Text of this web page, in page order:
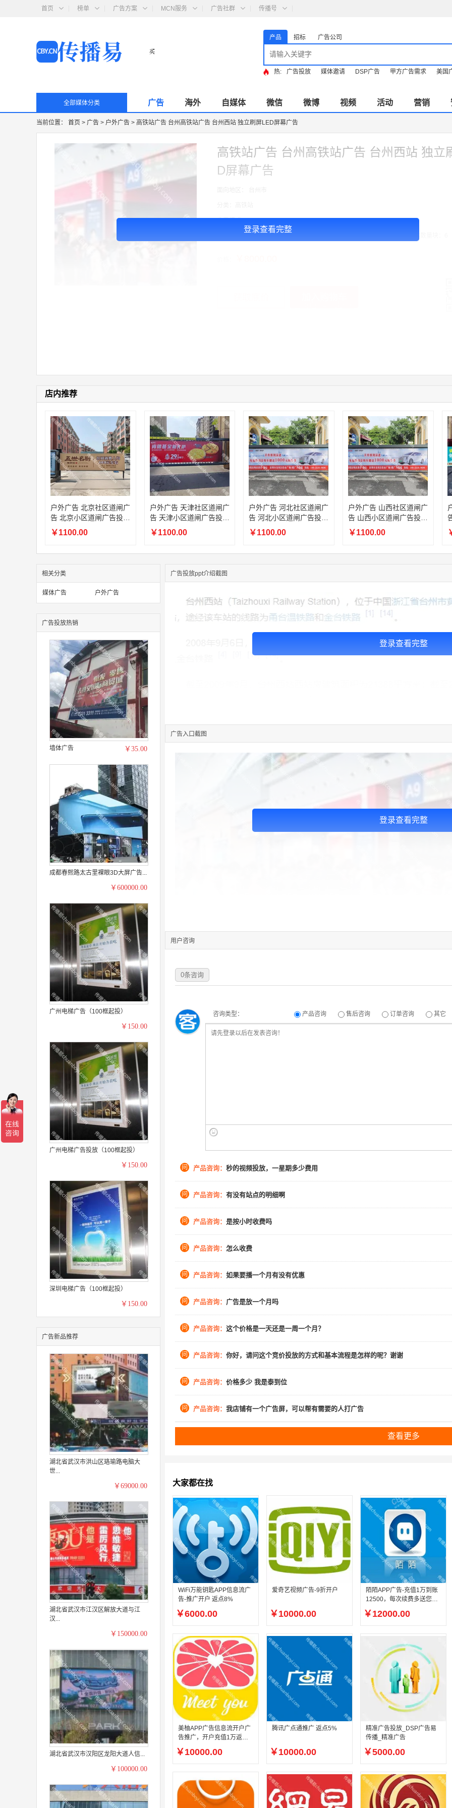
首页 榜单 广告方案 MCN服务 广告社群 传播号
产品 招标 广告公司
热: 广告投放 媒体邀请 DSP广告 甲方广告需求 美国
全部媒体分类 广告 海外 自媒体 微信 微博 视频 活动 营销
当前位置： 首页 > 广告 > 户外广告 > 高铁站广告 台州高铁站广告 台州西站 独立刷屏LED屏幕广告
登录查看完整
高铁站广告 台州高铁站广告 台州西站 独立
D屏幕广告
03:18:49 173****0620
联系了该媒体所在商家
03:20:56 156****3374 联系了该媒体所在商家
03:42:33 158****0746 联系了该媒体所在商家
01:59:39 189****2617 联系了该媒体所在商家
12:40:20 177****7961 联系了该媒体所在商家
04:12:36 181****8167 联系了该媒体所在商家
04:16:44 181****0078 联系了该媒体所在商家
01:50:54 192****2334 联系了该媒体所在商家
03:40:56 157****6971 联系了该媒体所在商家
10:08:47 155****5272
联系了该媒体所在商家
04:09:07 182****6963 联系了该媒体所在商家
店内推荐
户外广告 北京社区道闸广
告 北京小区道闸广告投放
价格
￥1100.00
户外广告 天津社区道闸广
告 天津小区道闸广告投放
价格
￥1100.00
户外广告 河北社区道闸广
告 河北小区道闸广告投放
价格
￥1100.00
户外广告 山西社区道闸广
告 山西小区道闸广告投放
价格
￥1100.00
相关分类
媒体广告 户外广告
广告投放热销
墙体广告 ￥35.00
成都春熙路太古里裸眼3D大屏广告...
￥600000.00
广州电梯广告（100框起投）
￥150.00
广州电梯广告投放（100框起投）
￥150.00
深圳电梯广告（100框起投）
￥150.00
广告新品推荐
湖北省武汉市洪山区珞瑜路电脑大
世...
￥69000.00
湖北省武汉市江汉区解放大道与江
汉...
￥150000.00
湖北省武汉市汉阳区龙阳大道人信...
￥100000.00
广告投放ppt介绍截图
登录查看完整
广告入口截图
登录查看完整
用户咨询
0条咨询
咨询类型： 产品咨询 售后咨询 订单咨询 其它
问 产品咨询： 秒的视频投放，一星期多少费用
问 产品咨询： 有没有站点的明细啊
问 产品咨询： 是按小时收费吗
问 产品咨询： 怎么收费
问 产品咨询： 如果要播一个月有没有优惠
问 产品咨询： 广告是放一个月吗
问 产品咨询： 这个价格是一天还是一周一个月？
问 产品咨询： 你好，请问这个竞价投放的方式和基本流程是怎样的呢？谢谢
问 产品咨询： 价格多少 我是泰到位
问 产品咨询： 我店铺有一个广告屏，可以帮有需要的人打广告
查看更多
大家都在找
WiFi万能钥匙APP信息流广
告-推广开户 返点8%
￥6000.00
爱奇艺视频广告-9折开户
￥10000.00
陌陌APP广告-充值1万到账
12500，每次续费多送您2
5%返点
￥12000.00
美柚APP广告信息流开户广
告推广，开户充值1万返点2
0%
￥10000.00
腾讯广点通推广 返点5%
￥10000.00
精准广告投放_DSP广告易
传播_精准广告
￥5000.00